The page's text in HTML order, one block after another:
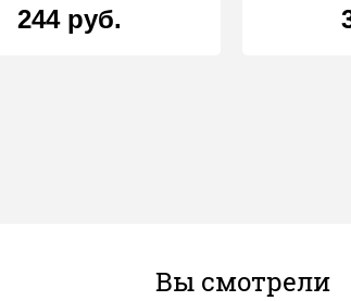
244 руб.
Вы смотрели